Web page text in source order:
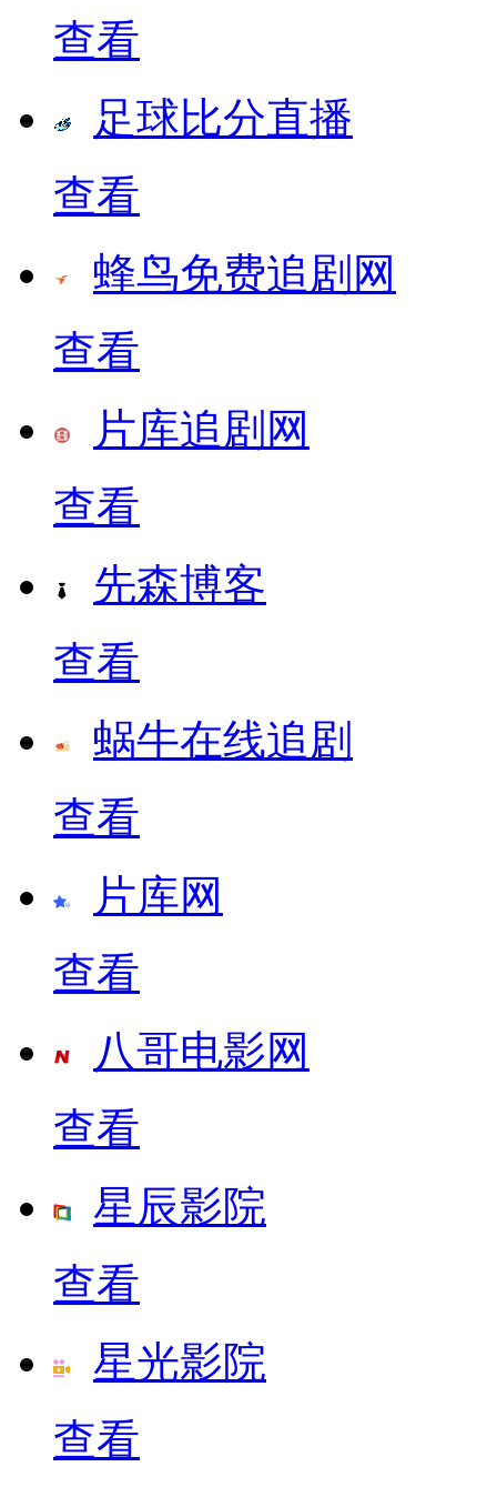
查看
足球比分直播
查看
蜂鸟免费追剧网
查看
片库追剧网
查看
先森博客
查看
蜗牛在线追剧
查看
片库网
查看
八哥电影网
查看
星辰影院
查看
星光影院
查看